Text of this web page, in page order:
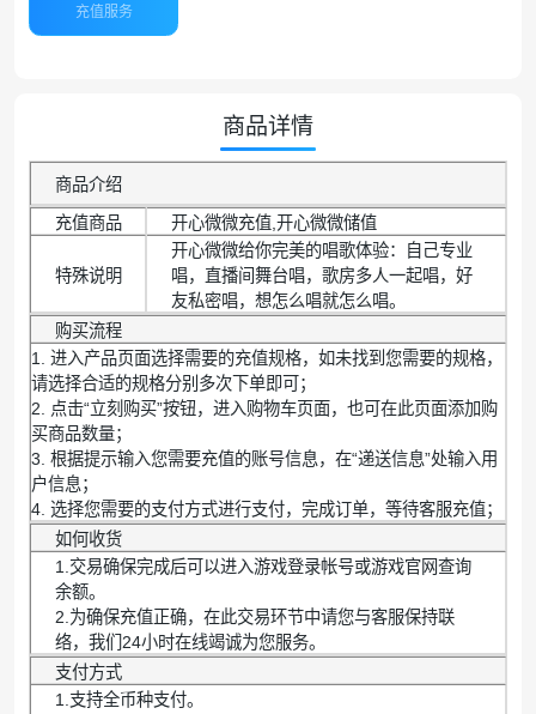
充值服务
商品详情
商品介绍
充值商品
开心微微充值,开心微微储值
特殊说明
开心微微给你完美的唱歌体验：自己专业
唱，直播间舞台唱，歌房多人一起唱，好
友私密唱，想怎么唱就怎么唱。
购买流程
1. 进入产品页面选择需要的充值规格，如未找到您需要的规格，
请选择合适的规格分别多次下单即可；
2. 点击“立刻购买”按钮，进入购物车页面，也可在此页面添加购
买商品数量；
3. 根据提示输入您需要充值的账号信息，在“递送信息”处输入用
户信息；
4. 选择您需要的支付方式进行支付，完成订单，等待客服充值；
如何收货
1.交易确保完成后可以进入游戏登录帐号或游戏官网查询
余额。
2.为确保充值正确，在此交易环节中请您与客服保持联
络，我们24小时在线竭诚为您服务。
支付方式
1.支持全币种支付。